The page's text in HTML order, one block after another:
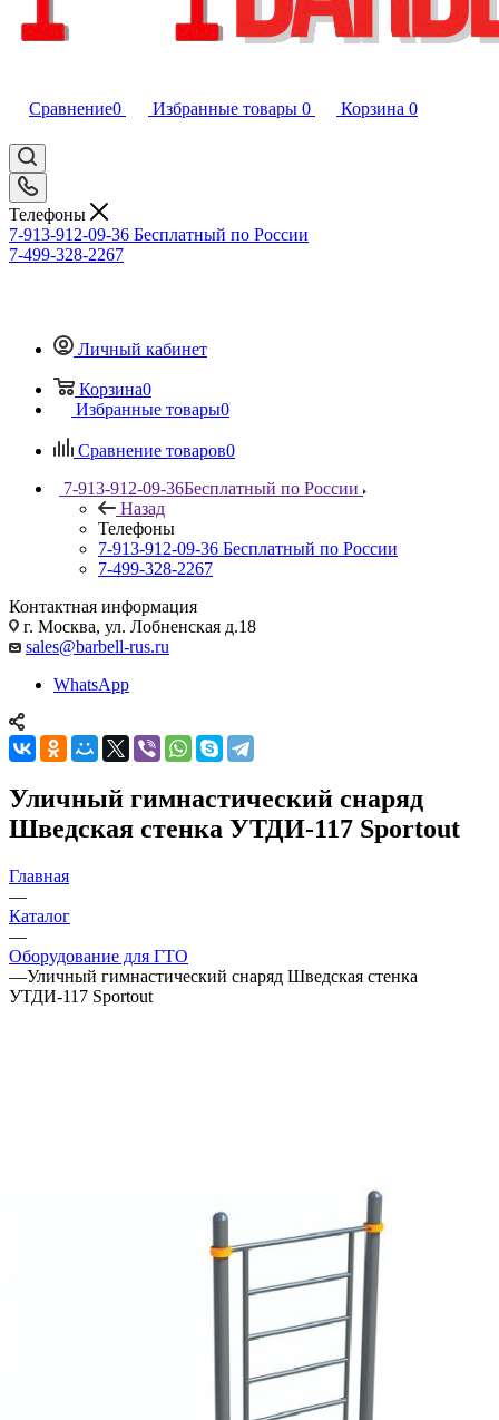
Сравнение0 Избранные товары 0 Корзина 0
Телефоны
7-913-912-09-36 Бесплатный по России
7-499-328-2267
Личный кабинет
Корзина0
Избранные товары0
Сравнение товаров0
7-913-912-09-36Бесплатный по России
Назад
Телефоны
7-913-912-09-36 Бесплатный по России
7-499-328-2267
Контактная информация
г. Москва, ул. Лобненская д.18
sales@barbell-rus.ru
WhatsApp
Уличный гимнастический снаряд
Шведская стенка УТДИ-117 Sportout
Главная
—
Каталог
—
Оборудование для ГТО
—Уличный гимнастический снаряд Шведская стенка
УТДИ-117 Sportout